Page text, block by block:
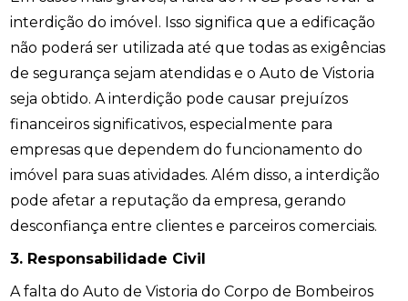
interdição do imóvel. Isso significa que a edificação
não poderá ser utilizada até que todas as exigências
de segurança sejam atendidas e o Auto de Vistoria
seja obtido. A interdição pode causar prejuízos
financeiros significativos, especialmente para
empresas que dependem do funcionamento do
imóvel para suas atividades. Além disso, a interdição
pode afetar a reputação da empresa, gerando
desconfiança entre clientes e parceiros comerciais.
3. Responsabilidade Civil
A falta do Auto de Vistoria do Corpo de Bombeiros